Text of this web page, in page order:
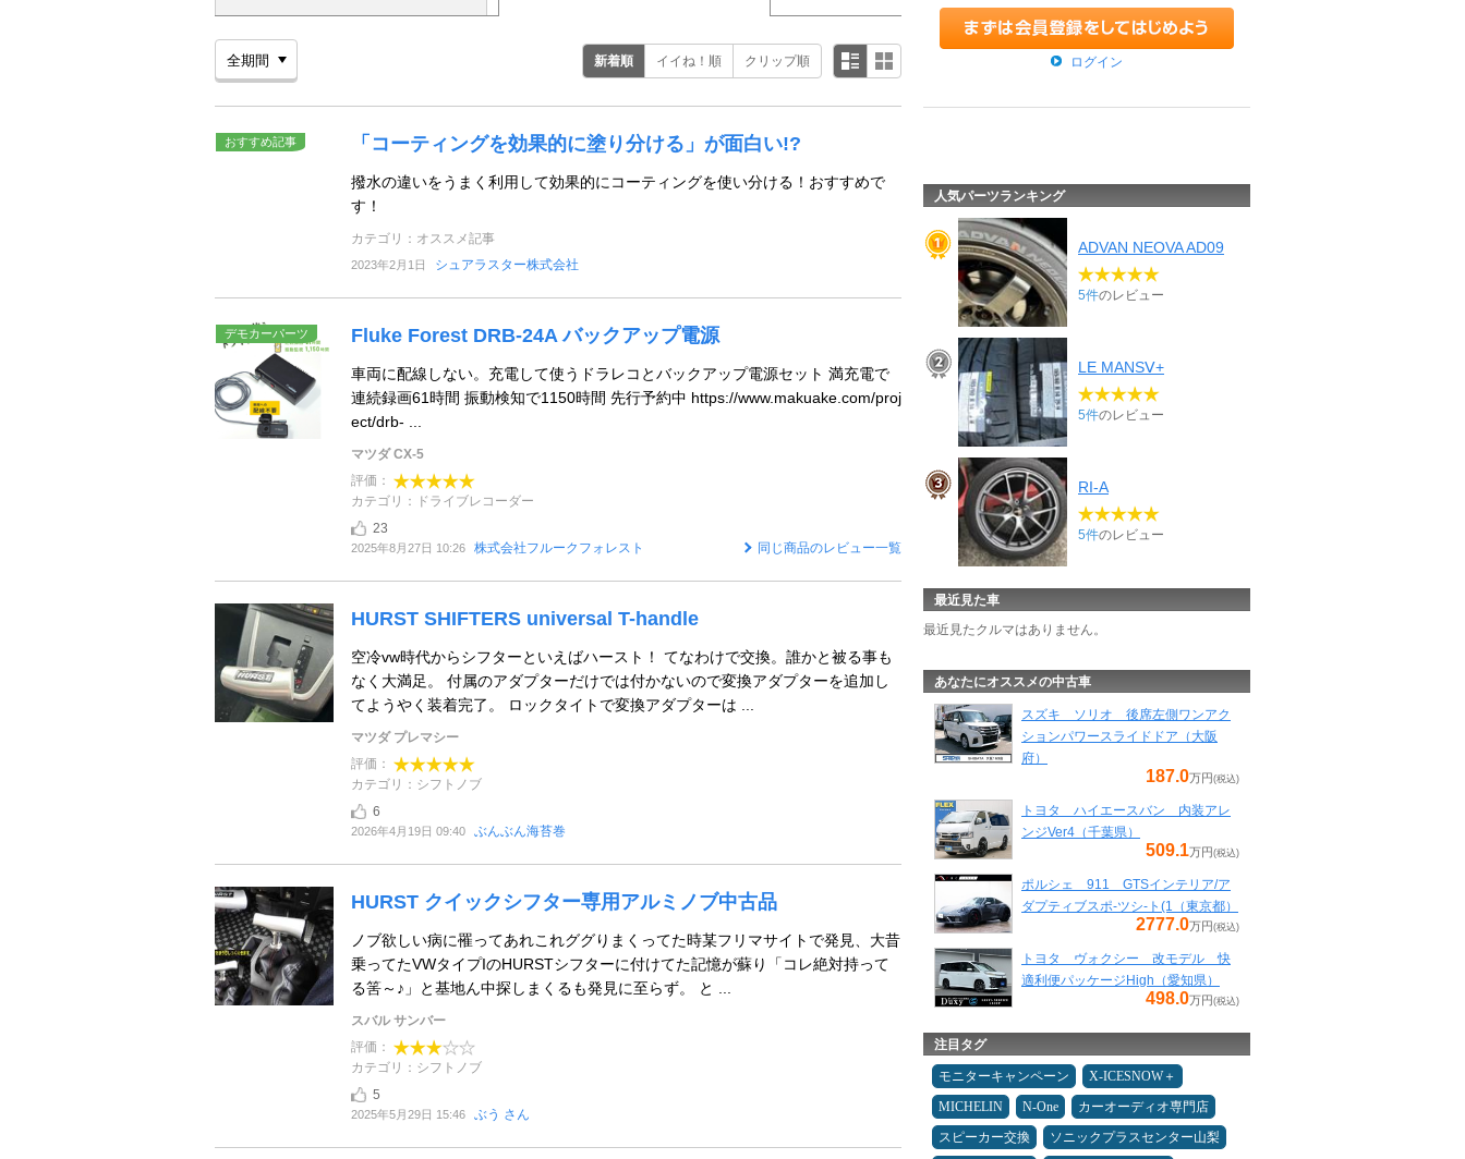
新着順 イイね！順 クリップ順
おすすめ記事 「コーティングを効果的に塗り分ける」が面白い!?
撥水の違いをうまく利用して効果的にコーティングを使い分ける！おすすめで
す！
カテゴリ：オススメ記事
2023年2月1日 シュアラスター株式会社
デモカーパーツ Fluke Forest DRB-24A バックアップ電源
車両に配線しない。充電して使うドラレコとバックアップ電源セット 満充電で
連続録画61時間 振動検知で1150時間 先行予約中 https://www.makuake.com/proj
ect/drb- ...
マツダ CX-5
評価：
カテゴリ：ドライブレコーダー
23
2025年8月27日 10:26 株式会社フルークフォレスト 同じ商品のレビュー一覧
HURST SHIFTERS universal T-handle
空冷vw時代からシフターといえばハースト！ てなわけで交換。誰かと被る事も
なく大満足。 付属のアダプターだけでは付かないので変換アダプターを追加し
てようやく装着完了。 ロックタイトで変換アダプターは ...
マツダ プレマシー
評価：
カテゴリ：シフトノブ
6
2026年4月19日 09:40 ぶんぶん海苔巻
HURST クイックシフター専用アルミノブ中古品
ノブ欲しい病に罹ってあれこれググりまくってた時某フリマサイトで発見、大昔
乗ってたVWタイプIのHURSTシフターに付けてた記憶が蘇り「コレ絶対持って
る筈～♪」と基地ん中探しまくるも発見に至らず。 と ...
スバル サンバー
評価：
カテゴリ：シフトノブ
5
2025年5月29日 15:46 ぶう さん
ログイン
人気パーツランキング
ADVAN NEOVA AD09
5件のレビュー
LE MANSⅤ+
5件のレビュー
RI-A
5件のレビュー
最近見た車
最近見たクルマはありません。
あなたにオススメの中古車
スズキ ソリオ 後席左側ワンアク
ションパワースライドドア（大阪
府）
187.0万円(税込)
トヨタ ハイエースバン 内装アレ
ンジVer4（千葉県）
509.1万円(税込)
ポルシェ 911 GTSインテリア/ア
ダプティブスポ-ツシ-ト(1（東京都）
2777.0万円(税込)
トヨタ ヴォクシー 改モデル 快
適利便パッケージHigh（愛知県）
498.0万円(税込)
注目タグ
モニターキャンペーン
X-ICESNOW＋
MICHELIN
N-One
カーオーディオ専門店
スピーカー交換
ソニックプラスセンター山梨